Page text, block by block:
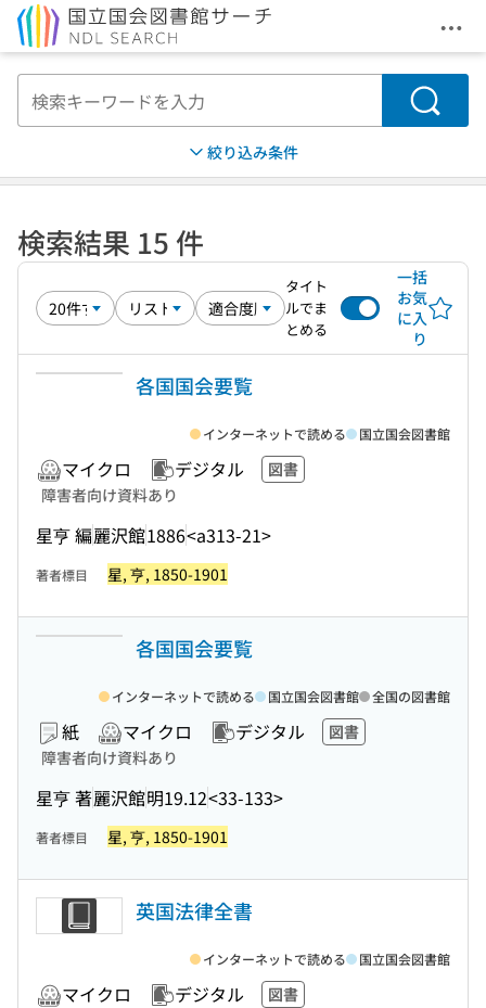
メ
検索
絞り込み条件
検索結果 15 件
タイト
ルでま
とめる
一括
お気
に入
り
各国国会要覧
マイクロ デジタル
図書
障害者向け資料あり
星亨 編麗沢館1886<a313-21>
インターネットで読める 国立国会図書館
著者標目 星, 亨, 1850-1901
各国国会要覧
紙 マイクロ デジタル
図書
障害者向け資料あり
星亨 著麗沢館明19.12<33-133>
インターネットで読める 国立国会図書館 全国の図書館
著者標目 星, 亨, 1850-1901
英国法律全書
マイクロ デジタル
図書
インターネットで読める 国立国会図書館